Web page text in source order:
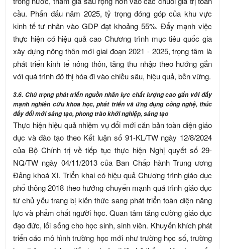
cầu. Phấn đấu năm 2025, tỷ trọng đóng góp của khu vực
kinh tế tư nhân vào GDP đạt khoảng 55%. Đẩy mạnh việc
thực hiện có hiệu quả cao Chương trình mục tiêu quốc gia
xây dựng nông thôn mới giai đoạn 2021 - 2025, trọng tâm là
phát triển kinh tế nông thôn, tăng thu nhập theo hướng gắn
với quá trình đô thị hóa đi vào chiều sâu, hiệu quả, bền vững.
3.6. Chú trọng phát triển nguồn nhân lực chất lượng cao gắn với đẩy
mạnh nghiên cứu khoa học, phát triển và ứng dụng công nghệ, thúc
đẩy đổi mới sáng tạo, phong trào khởi nghiệp, sáng tạo
Thực hiện hiệu quả nhiệm vụ đổi mới căn bản toàn diện giáo
dục và đào tạo theo Kết luận số 91-KL/TW ngày 12/8/2024
của Bộ Chính trị về tiếp tục thực hiện Nghị quyết số 29-
NQ/TW ngày 04/11/2013 của Ban Chấp hành Trung ương
Đảng khoá XI. Triển khai có hiệu quả Chương trình giáo dục
phổ thông 2018 theo hướng chuyển mạnh quá trình giáo dục
từ chủ yếu trang bị kiến thức sang phát triển toàn diện năng
lực và phẩm chất người học. Quan tâm tăng cường giáo dục
đạo đức, lối sống cho học sinh, sinh viên. Khuyến khích phát
triển các mô hình trường học mới như trường học số, trường